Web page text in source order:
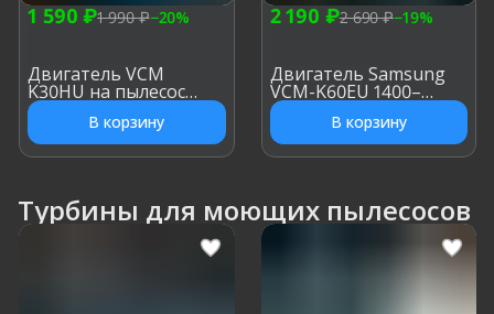
1 590 ₽1 990 ₽−20%
Двигатель VCM
K30HU на пылесос
Samsung 1400W, h: 112
мм, d: 135 мм
В корзину
2 190 ₽2 690 ₽−19%
Двигатель Samsung
VCM-K60EU 1400–
1600W для пылесоса, h:
115 мм, d: 122 мм
В корзину
Турбины для моющих пылесосов